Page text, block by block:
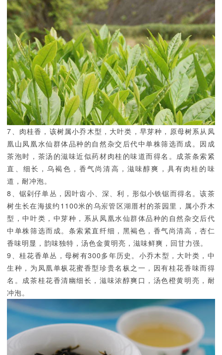
7、肉桂香，该树属小乔木型，大叶类，早芽种，原母树系从凤
凰山凤凰水仙群体品种的自然杂交后代中单株筛选而成。因成
茶泡时，茶汤的滋味近似药材肉桂的味道而得名。成茶条索紧
直、细长，乌褐色，香气尚清高，滋味醇爽，具有肉桂的味
道，耐冲泡。
8、锯剁仔单丛，因叶齿小、深、利，形似小铁锯而得名。该茶
树生长在海拔约1100米的乌岽管区湖厝村的茶园里，属小乔木
型，中叶类，中芽种，系从凤凰水仙群体品种的自然杂交后代
中单株筛选而成。条索紧直纤细，黑褐色，香气尚清高，杏仁
香味明显，韵味独特，汤色金黄明亮，滋味鲜爽，回甘力强。
9、桂花香单丛，母树有300多年历史。小乔木型，大叶类，中
生种，为凤凰单枞花蜜香型珍贵名枞之一，因有桂花香味而得
名。成茶桂花香清幽细长，滋味浓醇爽口，汤色橙黄明亮，耐
冲泡。